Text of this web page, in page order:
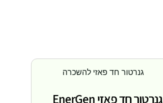
גנרטור חד פאזי EnerGen